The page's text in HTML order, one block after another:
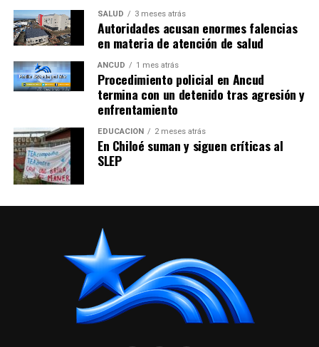
SALUD 3 meses atrás
Autoridades acusan enormes falencias
en materia de atención de salud
ANCUD 1 mes atrás
Procedimiento policial en Ancud
termina con un detenido tras agresión y
enfrentamiento
EDUCACIÓN 2 meses atrás
En Chiloé suman y siguen críticas al
SLEP